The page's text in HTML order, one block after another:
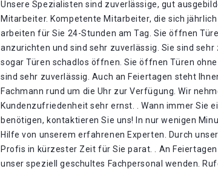
Unsere Spezialisten sind zuverlässige, gut
Mitarbeiter. Kompetente Mitarbeiter, die sich
arbeiten für Sie 24-Stunden am Tag. Sie öffnen
anzurichten und sind sehr zuverlässig. Sie sind sehr
sogar Türen schadlos öffnen. Sie öffnen Türen
sind sehr zuverlässig. Auch an Feiertagen steht
Fachmann rund um die Uhr zur Verfügung. Wir
Kundenzufriedenheit sehr ernst. . Wann immer Sie
benötigen, kontaktieren Sie uns! In nur wenigen
Hilfe von unserem erfahrenen Experten. Durch
Profis in kürzester Zeit für Sie parat. . An
unser speziell geschultes Fachpersonal wenden.